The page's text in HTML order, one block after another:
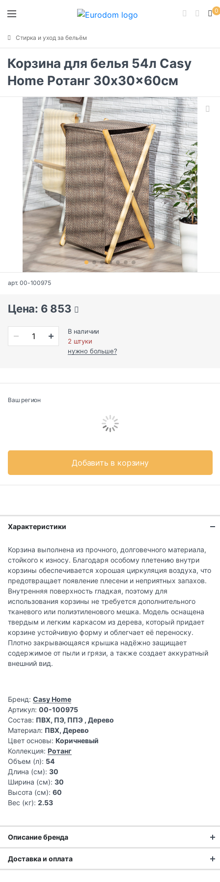
0
Стирка и уход за бельём
Корзина для белья 54л Casy
Home Ротанг 30x30x60см
арт. 00-100975
Цена: 6 853
В наличии
2 штуки
нужно больше?
Ваш регион
Добавить в корзину
Характеристики
Корзина выполнена из прочного, долговечного материала,
стойкого к износу. Благодаря особому плетению внутри
корзины обеспечивается хорошая циркуляция воздуха, что
предотвращает появление плесени и неприятных запахов.
Внутренняя поверхность гладкая, поэтому для
использования корзины не требуется дополнительного
тканевого или полиэтиленового мешка. Модель оснащена
твердым и легким каркасом из дерева, который придает
корзине устойчивую форму и облегчает её переноску.
Плотно закрывающаяся крышка надёжно защищает
содержимое от пыли и грязи, а также создает аккуратный
внешний вид.
Бренд: Casy Home
Артикул: 00-100975
Состав: ПВХ, ПЭ, ППЭ , Дерево
Материал: ПВХ, Дерево
Цвет основы: Коричневый
Коллекция: Ротанг
Объем (л): 54
Длина (см): 30
Ширина (см): 30
Высота (см): 60
Вес (кг): 2.53
Описание бренда
Системы хранения Casy Home подойдут тем, кто любит,
когда вещи лежат на своих местах и при этом не требуют
Доставка и оплата